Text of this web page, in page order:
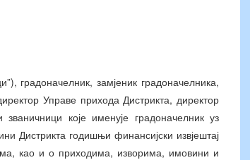
градоначелник, замјеник градоначелника,
Управе прихода Дистрикта, директор
које именује градоначелник уз
Дистрикта годишњи финансијски извјештај
као и о приходима, изворима, имовини и